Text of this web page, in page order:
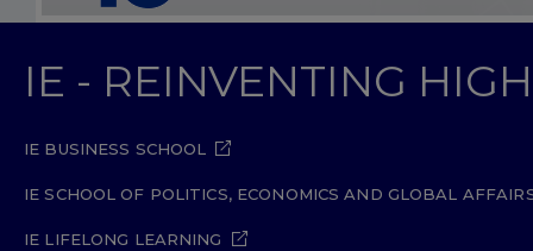
IE - REINVENTING
IE BUSINESS SCHOOL
IE SCHOOL OF POLITICS, ECONOMICS AND GLOBAL
IE LIFELONG LEARNING